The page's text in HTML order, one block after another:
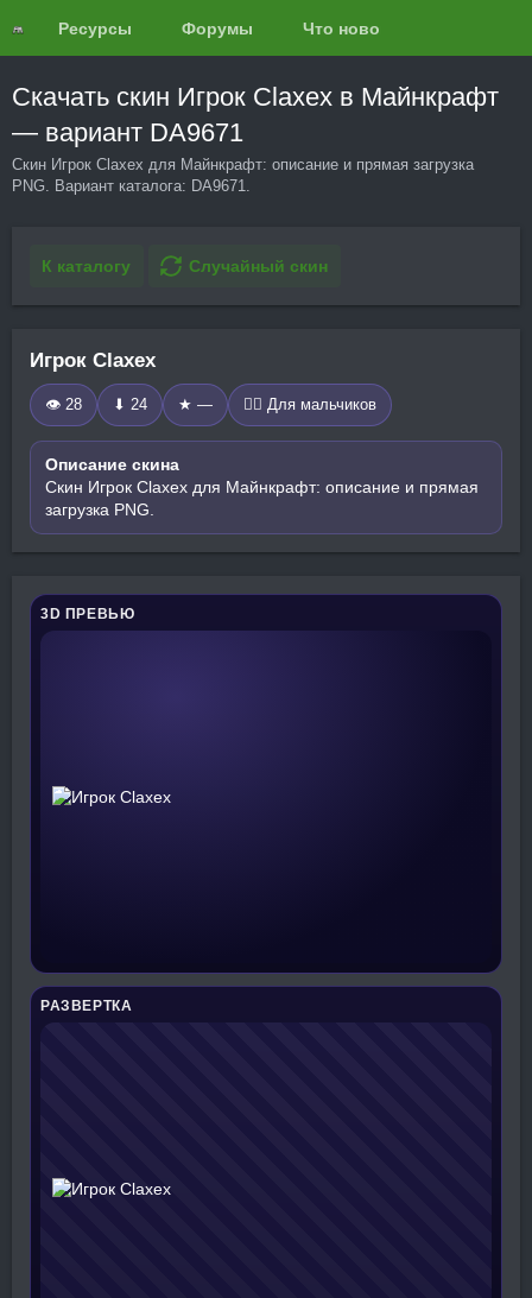
Ресурсы Форумы Что нового?
Скачать скин Игрок Claxex в Майнкрафт
— вариант DA9671
Скин Игрок Claxex для Майнкрафт: описание и прямая загрузка
PNG. Вариант каталога: DA9671.
К каталогу Случайный скин
Игрок Claxex
👁 28 ⬇ 24 ★ — 🧍‍♂️ Для мальчиков
Описание скина
Скин Игрок Claxex для Майнкрафт: описание и прямая
загрузка PNG.
3D ПРЕВЬЮ
РАЗВЕРТКА